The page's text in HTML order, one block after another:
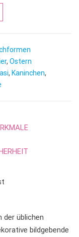
e
r
n
v
:
, Ostern
, Kaninchen,
der üblichen
bildgebende